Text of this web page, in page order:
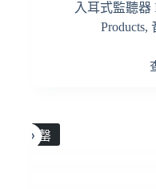
入耳式監聽器
Products,
售罄